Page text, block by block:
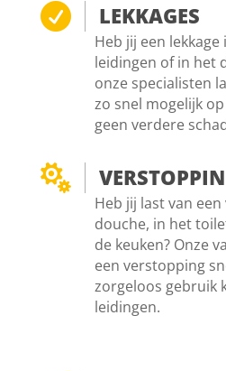
 LEKKAGES
Heb jij een lekkage
leidingen of in het
onze specialisten
zo snel mogelijk
geen verdere

Heb jij last van
douche, in het
de keuken? Onze
een verstopping
zorgeloos gebruik
leidingen.